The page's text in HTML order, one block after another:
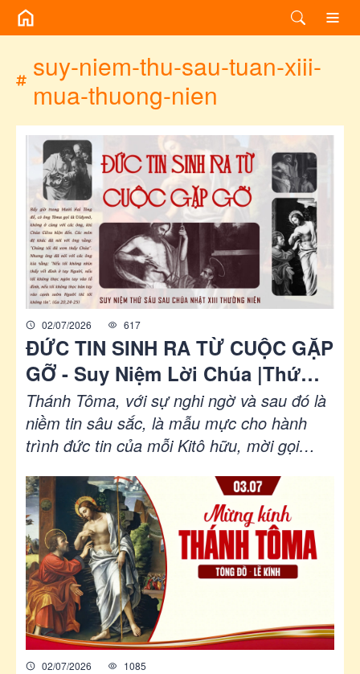
suy-niem-thu-sau-tuan-xiii-
mua-thuong-nien
02/07/2026 617
ĐỨC TIN SINH RA TỪ CUỘC GẶP
GỠ - Suy Niệm Lời Chúa |Thứ
Sáu Sau Chúa Nhật Tuần XIII Mùa
Thường Niên - LỄ THÁNH TÔMA
TÔNG ÐỒ - Lễ Kính|Ga 20, 24-29|
Lm Gioan Lê Quang Tuyến
Thánh Tôma, với sự nghi ngờ và sau đó là
niềm tin sâu sắc, là mẫu mực cho hành
trình đức tin của mỗi Kitô hữu, mời gọi
gặp gỡ Chúa và sự trưởng thành trong đức
tin.
02/07/2026 1085
/chuyen-de/tag?id=suy-niem-thu-sau-tuan-xiii-mua-thuong-nien